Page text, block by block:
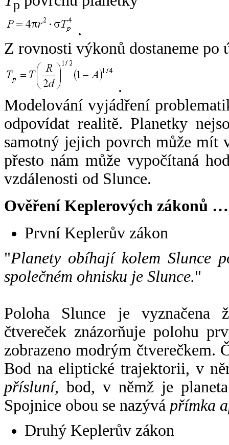
p
.
Z rovnosti výkonů dostaneme po
.
Modelování vyjádření
odpovídat realitě. Planetky
samotný jejich povrch může mít
přesto nám může vypočítaná
vzdálenosti od Slunce.
Ověření Keplerových zákonů …
První Keplerův zákon
"Planety obíhají kolem Slunce
společném ohnisku je Slunce."
Poloha Slunce je vyznačena
čtvereček znázorňuje polohu
zobrazeno modrým čtverečkem.
Bod na eliptické trajektorii, v
přísluní, bod, v němž je
Spojnice obou se nazývá přímka
Druhý Keplerův zákon